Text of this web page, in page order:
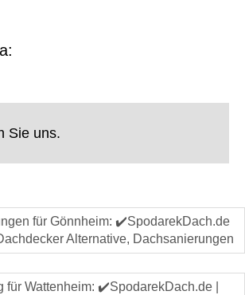
Sie uns.
für Gönnheim: ✔️SpodarekDach.de
Alternative, Dachsanierungen
für Wattenheim: ✔️SpodarekDach.de |